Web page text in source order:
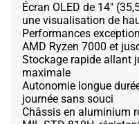
Écran OLED de 14"
une visualisation de
Performances
AMD Ryzen 7000 et
Stockage rapide allant
maximale
Autonomie longue
journée sans souci
Châssis en aluminium